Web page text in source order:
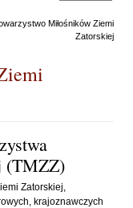
Miłośników Ziemi
Zatorskiej
(TMZZ)
Zatorskiej,
krajoznawczych